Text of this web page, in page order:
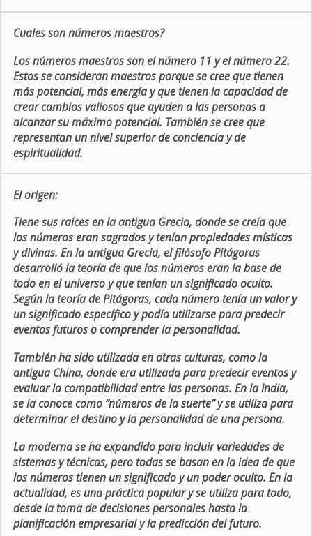
Cuales son números maestros?
Los números maestros son el número 11 y el número 22.
Estos se consideran maestros porque se cree que tienen
más potencial, más energía y que tienen la capacidad de
crear cambios valiosos que ayuden a las personas a
alcanzar su máximo potencial. También se cree que
representan un nivel superior de conciencia y de
espiritualidad.
El origen:
Tiene sus raíces en la antigua Grecia, donde se creía que
los números eran sagrados y tenían propiedades místicas
y divinas. En la antigua Grecia, el filósofo Pitágoras
desarrolló la teoría de que los números eran la base de
todo en el universo y que tenían un significado oculto.
Según la teoría de Pitágoras, cada número tenía un valor y
un significado específico y podía utilizarse para predecir
eventos futuros o comprender la personalidad.
También ha sido utilizada en otras culturas, como la
antigua China, donde era utilizada para predecir eventos y
evaluar la compatibilidad entre las personas. En la India,
se la conoce como “números de la suerte” y se utiliza para
determinar el destino y la personalidad de una persona.
La moderna se ha expandido para incluir variedades de
sistemas y técnicas, pero todas se basan en la idea de que
los números tienen un significado y un poder oculto. En la
actualidad, es una práctica popular y se utiliza para todo,
desde la toma de decisiones personales hasta la
planificación empresarial y la predicción del futuro.